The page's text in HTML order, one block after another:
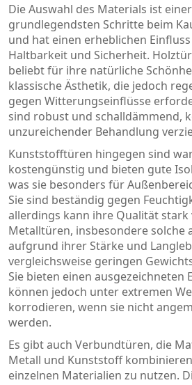
Die Auswahl des Materials ist
grundlegendsten Schritte beim
und hat einen erheblichen
Haltbarkeit und Sicherheit.
beliebt für ihre natürliche
klassische Ästhetik, die jedoch
gegen Witterungseinflüsse
sind robust und schalldämmend,
unzureichender Behandlung
Kunststofftüren hingegen sind
kostengünstig und bieten gute
was sie besonders für
Sie sind beständig gegen
allerdings kann ihre Qualität stark
Metalltüren, insbesondere solche
aufgrund ihrer Stärke und
vergleichsweise geringen
Sie bieten einen ausgezeichneten
können jedoch unter extremen
korrodieren, wenn sie nicht
werden.
Es gibt auch Verbundtüren, die
Metall und Kunststoff
einzelnen Materialien zu nutzen.